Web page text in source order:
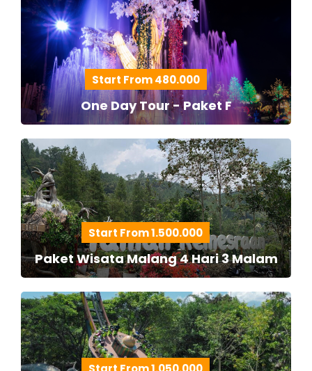
Start From 480.000
One Day Tour - Paket F
Start From 1.500.000
Paket Wisata Malang 4 Hari 3 Malam